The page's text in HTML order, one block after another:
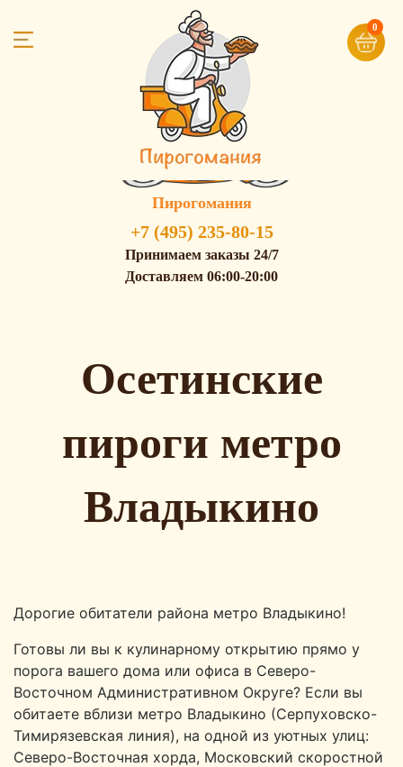
Пирогомания
+7 (495) 235-80-15
Принимаем заказы 24/7
Доставляем 06:00-20:00
Осетинские
пироги метро
Владыкино
Дорогие обитатели района метро Владыкино!
Готовы ли вы к кулинарному открытию прямо у
порога вашего дома или офиса в Северо-
Восточном Административном Округе? Если вы
обитаете вблизи метро Владыкино (Серпуховско-
Тимирязевская линия), на одной из уютных улиц:
Северо-Восточная хорда, Московский скоростной
0